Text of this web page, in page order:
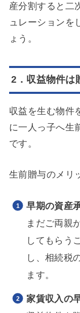
産分割すると二
ュレーションを
ょう。
2．収益物件は
収益を生む物件
に一人っ子へ生
です。
生前贈与のメリ
早期の資産
まだご両親
してもらう
し、相続税
ます。
家賃収入の